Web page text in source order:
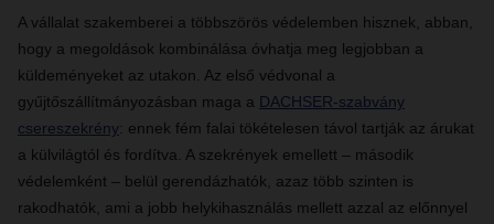
A vállalat szakemberei a többszörös védelemben hisznek, abban,
hogy a megoldások kombinálása óvhatja meg legjobban a
küldeményeket az utakon. Az első védvonal a
gyűjtőszállítmányozásban maga a DACHSER-szabvány
csereszekrény: ennek fém falai tökételesen távol tartják az árukat
a külvilágtól és fordítva. A szekrények emellett – második
védelemként – belül gerendázhatók, azaz több szinten is
rakodhatók, ami a jobb helykihasználás mellett azzal az előnnyel